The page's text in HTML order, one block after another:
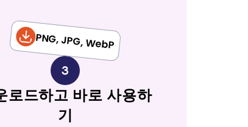
PNG, JPG, WebP
3
로드하고 바로 사용하
기